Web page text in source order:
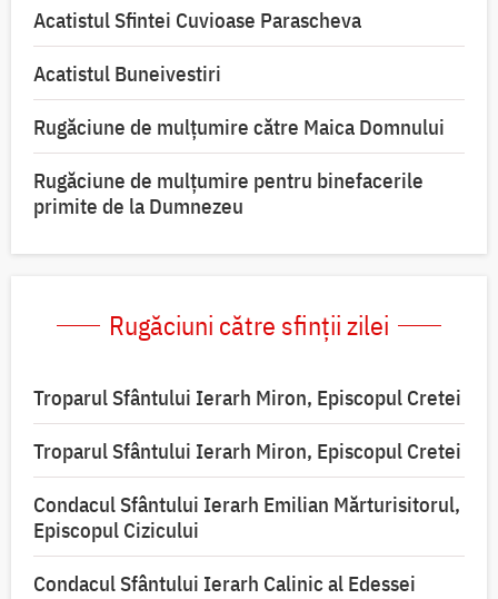
Acatistul Sfintei Cuvioase Parascheva
Acatistul Buneivestiri
Rugăciune de mulţumire către Maica Domnului
Rugăciune de mulțumire pentru binefacerile
primite de la Dumnezeu
Rugăciuni către sfinții zilei
Troparul Sfântului Ierarh Miron, Episcopul Cretei
Troparul Sfântului Ierarh Miron, Episcopul Cretei
Condacul Sfântului Ierarh Emilian Mărturisitorul,
Episcopul Cizicului
Condacul Sfântului Ierarh Calinic al Edessei